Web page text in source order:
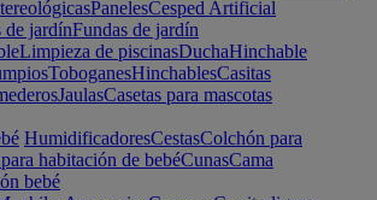
PanelesCesped Artificial
de jardínFundas de jardín
Limpieza de piscinasDuchaHinchable
ToboganesHinchablesCasitas
JaulasCasetas para mascotas
HumidificadoresCestasColchón para
habitación de bebéCunasCama
bebé